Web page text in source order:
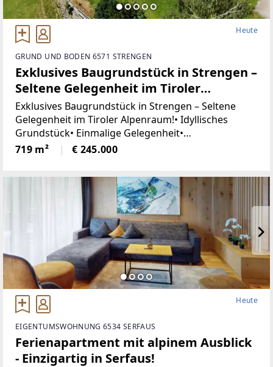
Heute
GRUND UND BODEN 6571 STRENGEN
Exklusives Baugrundstück in Strengen –
Seltene Gelegenheit im Tiroler
Alpenraum!
Exklusives Baugrundstück in Strengen – Seltene
Gelegenheit im Tiroler Alpenraum!• Idyllisches
Grundstück• Einmalige Gelegenheit•
Grundstücksgröße: ca. 719 m²• Flächenwidmung
Bauland: Landwirtschaftliches Mischgebiet
719 m² € 245.000
Heute
EIGENTUMSWOHNUNG 6534 SERFAUS
Ferienapartment mit alpinem Ausblick
- Einzigartig in Serfaus!